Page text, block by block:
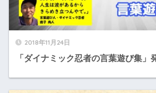
2018年11月24日
「ダイナミック忍者の言葉遊び集」